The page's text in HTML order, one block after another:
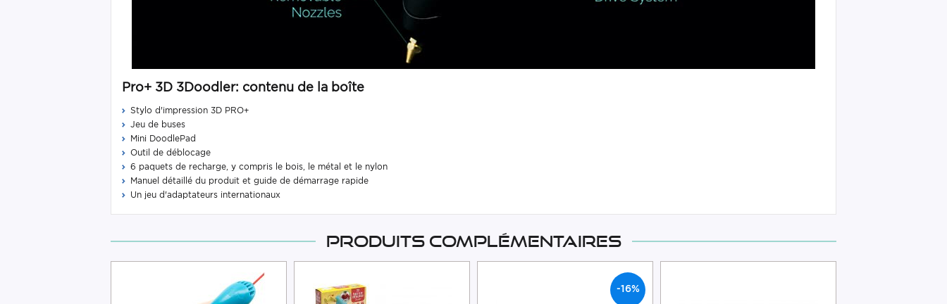
Pro+ 3D 3Doodler: contenu de la boîte
Stylo d'impression 3D PRO+
Jeu de buses
Mini DoodlePad
Outil de déblocage
6 paquets de recharge, y compris le bois, le métal et le nylon
Manuel détaillé du produit et guide de démarrage rapide
Un jeu d'adaptateurs internationaux​
Produits complémentaires
-16%